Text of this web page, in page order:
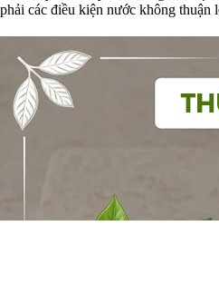
phải các điều kiện nước không thuận